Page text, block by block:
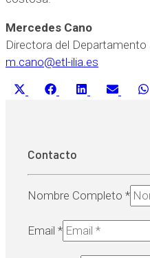
Mercedes Cano
Directora del Departamento
m.cano@etl-ilia.es
CompartirCompartir
FacebookCompartir
LinkedIn Email
Contacto
Nombre Completo *
Email *